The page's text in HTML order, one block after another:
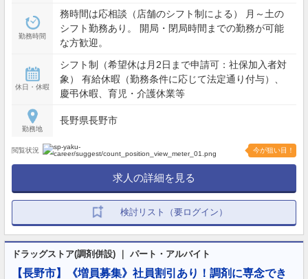
勤務時間
務時間は応相談（店舗のシフト制による） 月～土の
シフト勤務あり。 開局・閉局時間までの勤務が可能
な方歓迎。
休日・休暇
シフト制（希望休は月2日まで申請可：社保加入者対
象） 有給休暇（勤務条件に応じて法定通り付与）、
慶弔休暇、育児・介護休業等
勤務地
長野県長野市
閲覧状況 今が狙い目！
求人の詳細を見る
検討リスト（要ログイン）
ドラッグストア(調剤併設) ｜ パート・アルバイト
【長野市】《増員募集》社員割引あり！調剤に専念でき